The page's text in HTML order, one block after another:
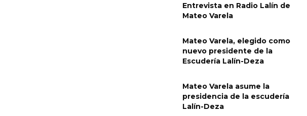
Entrevista en Radio Lalín de
Mateo Varela
Mateo Varela, elegido como
nuevo presidente de la
Escudería Lalín-Deza
Mateo Varela asume la
presidencia de la escudería
Lalín-Deza